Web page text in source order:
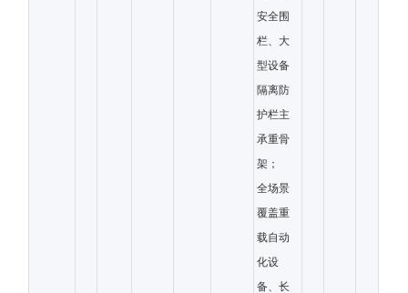
安全围
栏、大
型设备
隔离防
护栏主
承重骨
架；
全场景
覆盖重
载自动
化设
备、长